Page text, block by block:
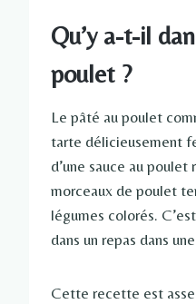
Qu’y a-t-il
poulet ?
Le pâté au poulet
tarte délicieusement
d’une sauce au
morceaux de poulet
légumes colorés.
dans un repas dans
Cette recette est